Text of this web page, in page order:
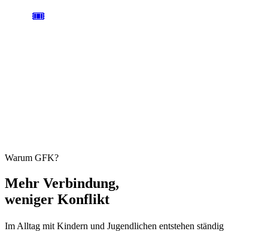
🎟️
Warum GFK?
Mehr Verbindung,
weniger Konflikt
Im Alltag mit Kindern und Jugendlichen entstehen ständig